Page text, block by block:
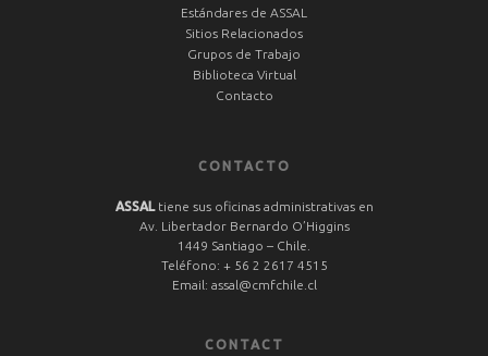
Estándares de ASSAL
Sitios Relacionados
Grupos de Trabajo
Biblioteca Virtual
Contacto
CONTACTO
ASSALtiene sus oficinas administrativas en
Av. Libertador Bernardo O’Higgins
1449 Santiago – Chile.
Teléfono: + 56 2 2617 4515
Email: assal@cmfchile.cl
CONTACT